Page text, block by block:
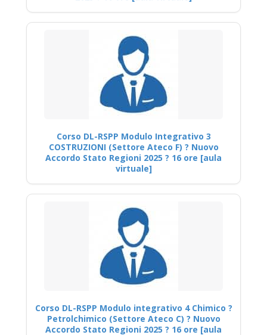
Corso DL-RSPP Modulo Integrativo 3
COSTRUZIONI (Settore Ateco F) ? Nuovo
Accordo Stato Regioni 2025 ? 16 ore [aula
virtuale]
Corso DL-RSPP Modulo integrativo 4 Chimico ?
Petrolchimico (Settore Ateco C) ? Nuovo
Accordo Stato Regioni 2025 ? 16 ore [aula